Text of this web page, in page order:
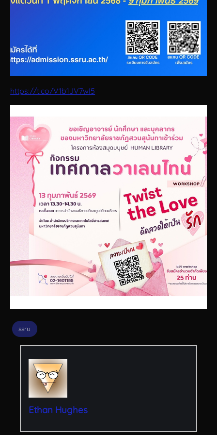
https://t.co/V1b1JV7wI5
ssru
Ethan Hughes